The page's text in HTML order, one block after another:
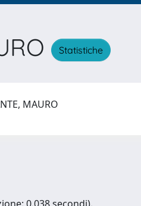
Statistiche
MAURO